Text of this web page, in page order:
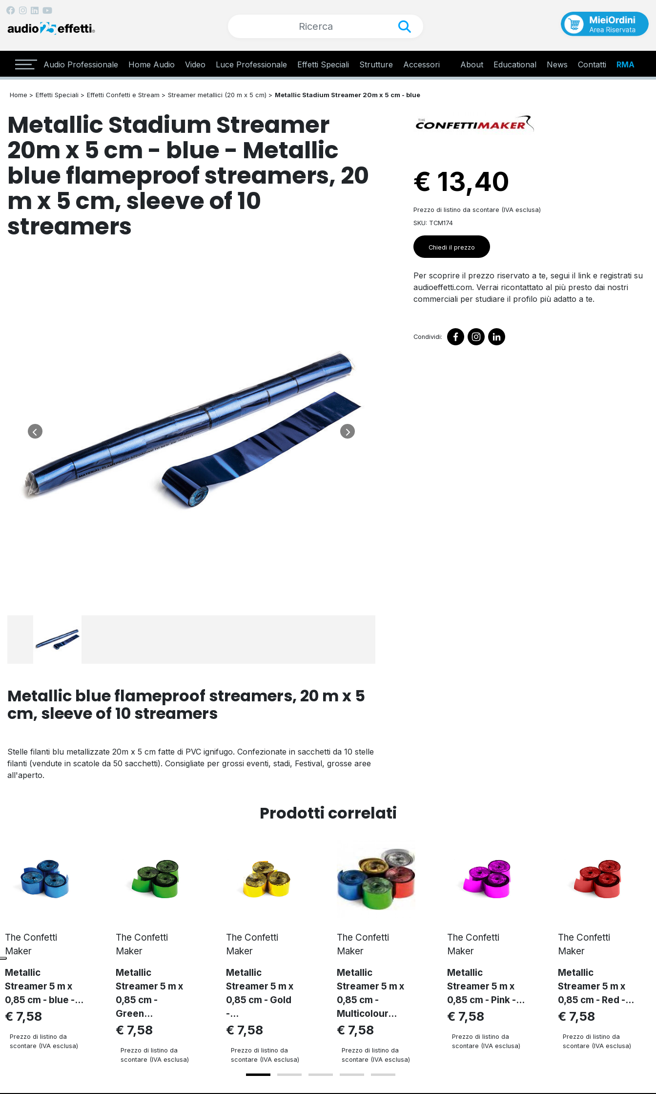
Audio Professionale Home Audio Video Luce Professionale Effetti Speciali Strutture Accessori About Educational News Contatti RMA
Home > Effetti Speciali > Effetti Confetti e Stream > Streamer metallici (20 m x 5 cm) > Metallic Stadium Streamer 20m x 5 cm - blue
Metallic Stadium Streamer
20m x 5 cm - blue - Metallic
blue flameproof streamers, 20
m x 5 cm, sleeve of 10
streamers
Metallic blue flameproof streamers, 20 m x 5
cm, sleeve of 10 streamers
Stelle filanti blu metallizzate 20m x 5 cm fatte di PVC ignifugo. Confezionate in sacchetti da 10 stelle
filanti (vendute in scatole da 50 sacchetti). Consigliate per grossi eventi, stadi, Festival, grosse aree
all'aperto.
€ 13,40
Prezzo di listino da scontare (IVA esclusa)
SKU: TCM174
Chiedi il prezzo
Per scoprire il prezzo riservato a te, segui il link e registrati su
audioeffetti.com. Verrai ricontattato al più presto dai nostri
commerciali per studiare il profilo più adatto a te.
Condividi:
Prodotti correlati
The Confetti
Maker
Metallic
Streamer 5 m x
0,85 cm - blue -...
€ 7,58
Prezzo di listino da
scontare (IVA esclusa)
The Confetti
Maker
Metallic
Streamer 5 m x
0,85 cm -
Green...
€ 7,58
Prezzo di listino da
scontare (IVA esclusa)
The Confetti
Maker
Metallic
Streamer 5 m x
0,85 cm - Gold
-...
€ 7,58
Prezzo di listino da
scontare (IVA esclusa)
The Confetti
Maker
Metallic
Streamer 5 m x
0,85 cm -
Multicolour...
€ 7,58
Prezzo di listino da
scontare (IVA esclusa)
The Confetti
Maker
Metallic
Streamer 5 m x
0,85 cm - Pink -...
€ 7,58
Prezzo di listino da
scontare (IVA esclusa)
The Confetti
Maker
Metallic
Streamer 5 m x
0,85 cm - Red -...
€ 7,58
Prezzo di listino da
scontare (IVA esclusa)